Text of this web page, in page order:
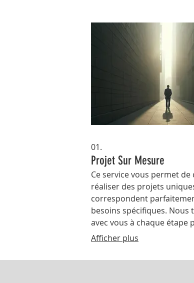
01.
Projet Sur Mesure
Ce service vous permet
réaliser des projets
correspondent
besoins spécifiques. Nous
avec vous à chaque étape
un résultat exceptionnel et
personnalisé.
Afficher plus